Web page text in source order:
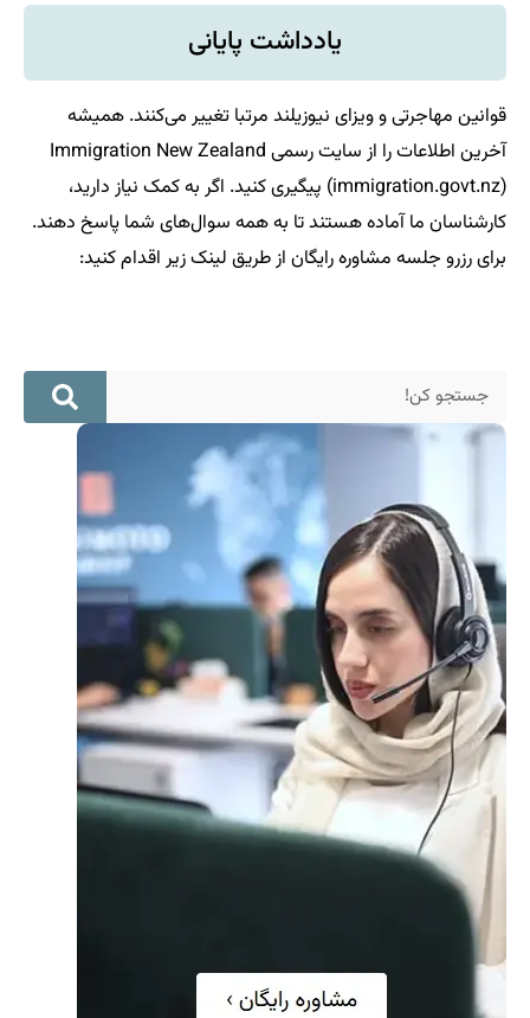
یادداشت پایانی
قوانین مهاجرتی و ویزای نیوزیلند مرتبا تغییر می‌کنند. همیشه
آخرین اطلاعات را از سایت رسمی Immigration New Zealand
(immigration.govt.nz) پیگیری کنید. اگر به کمک نیاز دارید،
کارشناسان ما آماده هستند تا به همه سوال‌های شما پاسخ دهند.
برای رزرو جلسه مشاوره رایگان از طریق لینک زیر اقدام کنید: